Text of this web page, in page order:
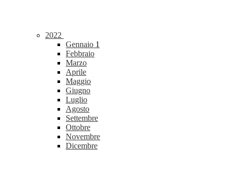
2022
Gennaio 1
Febbraio
Marzo
Aprile
Maggio
Giugno
Luglio
Agosto
Settembre
Ottobre
Novembre
Dicembre